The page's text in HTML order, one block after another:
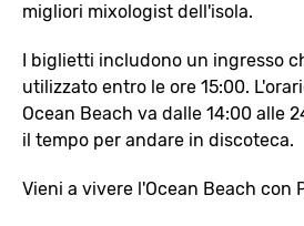
migliori mixologist dell'isola.
I biglietti includono un ingresso
utilizzato entro le ore 15:00.
Ocean Beach va dalle 14:00 alle
il tempo per andare in discoteca.
Vieni a vivere l'Ocean Beach con